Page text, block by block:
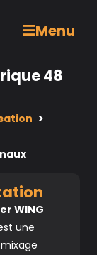
Menu
48
WING
une